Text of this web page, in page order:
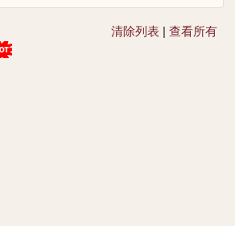
清除列表 | 查看所有